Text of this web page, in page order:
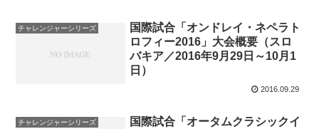
チャレンジャーシリーズ
国際試合「オンドレイ・ネペラト
ロフィー2016」大会概要（スロ
バキア／2016年9月29日～10月1
日）
2016.09.29
チャレンジャーシリーズ
国際試合「オータムクラシックイ